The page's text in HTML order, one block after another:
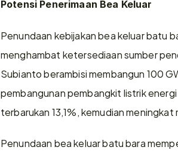
Potensi Penerimaan Bea Keluar
Penundaan kebijakan bea keluar batu
menghambat ketersediaan sumber
Subianto berambisi membangun 100
pembangunan pembangkit listrik
terbarukan 13,1%, kemudian
Penundaan bea keluar batu bara